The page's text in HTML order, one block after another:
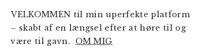
VELKOMMEN til min uperfekte platform
– skabt af en længsel efter at høre til og
være til gavn. OM MIG